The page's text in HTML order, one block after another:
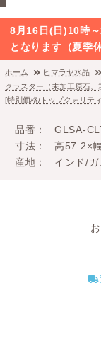
8月16日(日)10時
となります（夏季
ホーム ヒマラヤ水晶
クラスター（未加工原石、
[特別価格/トップクォリテ
品番
GLSA-
寸法
高57.2×
産地
インド/